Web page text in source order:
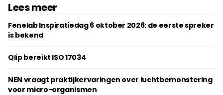
Lees meer
Fenelab Inspiratiedag 6 oktober 2026: de eerste spreker
is bekend
Qlip bereikt ISO 17034
NEN vraagt praktijkervaringen over luchtbemonstering
voor micro-organismen